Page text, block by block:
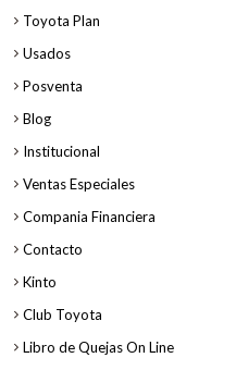
Toyota Plan
Usados
Posventa
Blog
Institucional
Ventas Especiales
Compania Financiera
Contacto
Kinto
Club Toyota
Libro de Quejas On Line